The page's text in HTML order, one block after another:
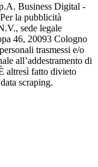
Business Digital -
la pubblicità
sede legale
46, 20093 Cologno
trasmessi e/o
all’addestramento di
altresì fatto divieto
scraping.